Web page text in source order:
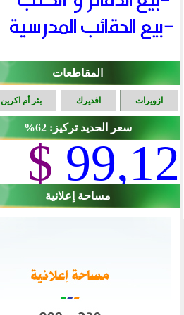
المقاطعات
ازويرات افديرك بئر أم اكرين
سعر الحديد تركيز: 62%
99,12
$
مساحة إعلانية